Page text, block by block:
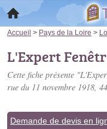
Accueil > Pays de la Loire >
L'Expert
Cette fiche présente
rue du 11 novembre 1918,
Demande de devis en